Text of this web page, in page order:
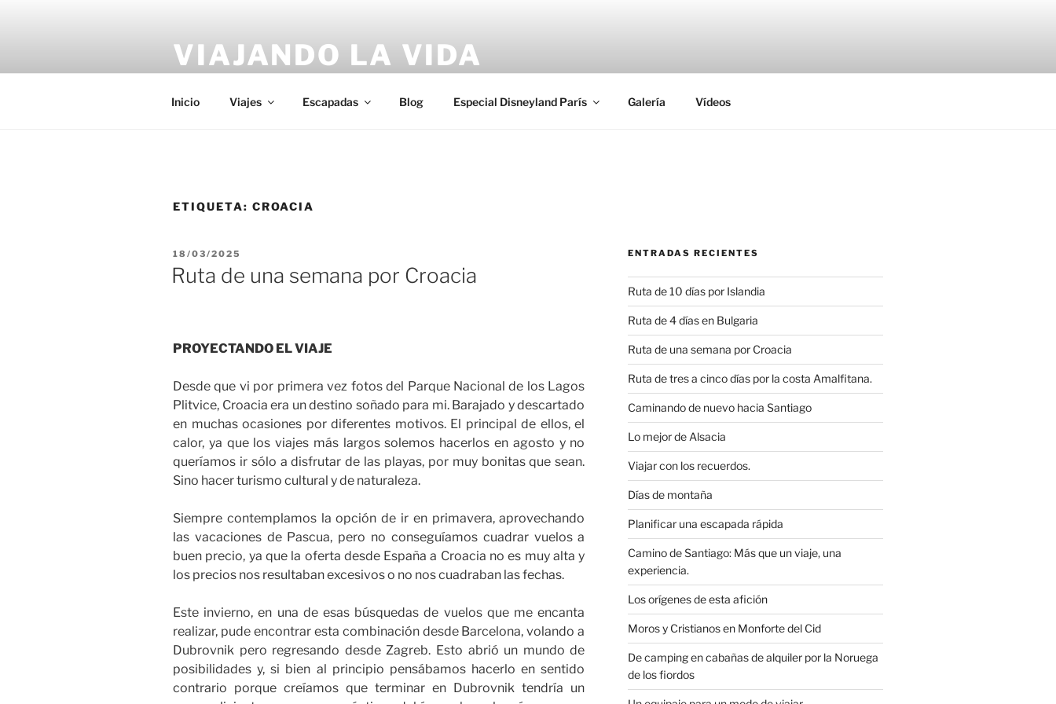
VIAJANDO LA VIDA
Inicio Viajes Escapadas Blog Especial Disneyland París Galería Vídeos
ETIQUETA: CROACIA
PUBLICADO
EL
18/03/2025
Ruta de una semana por Croacia
PROYECTANDO EL VIAJE
Desde que vi por primera vez fotos del Parque Nacional de los Lagos
Plitvice, Croacia era un destino soñado para mi. Barajado y descartado
en muchas ocasiones por diferentes motivos. El principal de ellos, el
calor, ya que los viajes más largos solemos hacerlos en agosto y no
queríamos ir sólo a disfrutar de las playas, por muy bonitas que sean.
Sino hacer turismo cultural y de naturaleza.
Siempre contemplamos la opción de ir en primavera, aprovechando
las vacaciones de Pascua, pero no conseguíamos cuadrar vuelos a
buen precio, ya que la oferta desde España a Croacia no es muy alta y
los precios nos resultaban excesivos o no nos cuadraban las fechas.
Este invierno, en una de esas búsquedas de vuelos que me encanta
realizar, pude encontrar esta combinación desde Barcelona, volando a
Dubrovnik pero regresando desde Zagreb. Esto abrió un mundo de
posibilidades y, si bien al principio pensábamos hacerlo en sentido
contrario porque creíamos que terminar en Dubrovnik tendría un
ENTRADAS RECIENTES
Ruta de 10 días por Islandia
Ruta de 4 días en Bulgaria
Ruta de una semana por Croacia
Ruta de tres a cinco días por la costa Amalfitana.
Caminando de nuevo hacia Santiago
Lo mejor de Alsacia
Viajar con los recuerdos.
Días de montaña
Planificar una escapada rápida
Camino de Santiago: Más que un viaje, una
experiencia.
Los orígenes de esta afición
Moros y Cristianos en Monforte del Cid
De camping en cabañas de alquiler por la Noruega
de los fiordos